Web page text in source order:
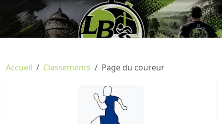
Accueil Classements Page du coureur